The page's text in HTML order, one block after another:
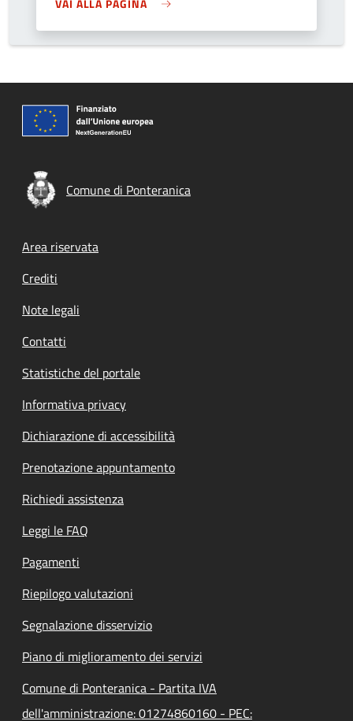
VAI ALLA PAGINA
Comune di Ponteranica
Footer menu
Area riservata
Crediti
Note legali
Contatti
Statistiche del portale
Informativa privacy
Dichiarazione di accessibilità
Prenotazione appuntamento
Richiedi assistenza
Leggi le FAQ
Pagamenti
Riepilogo valutazioni
Segnalazione disservizio
Piano di miglioramento dei servizi
Comune di Ponteranica - Partita IVA
dell'amministrazione: 01274860160 - PEC: